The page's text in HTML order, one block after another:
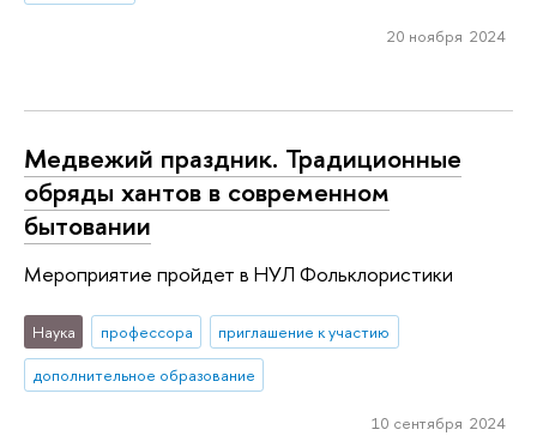
20 ноября 2024
Медвежий праздник. Традиционные
обряды хантов в современном
бытовании
Мероприятие пройдет в НУЛ Фольклористики
Наука профессора
приглашение к участию
дополнительное образование
10 сентября 2024